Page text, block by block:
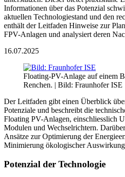
Informationen über das Potenzial
aktuellen Technologiestand und den
enthält der Leitfaden Hinweise zur
FPV-Anlagen und analysiert deren
16.07.2025
Floating-PV-Anlage auf einem
Renchen. | Bild: Fraunhofer ISE
Der Leitfaden gibt einen Überblick
Potenziale und beschreibt die
Floating PV-Anlagen, einschliesslich
Modulen und Wechselrichtern.
Ansätze zur Optimierung der
Minimierung ökologischer
Potenzial der Technologie